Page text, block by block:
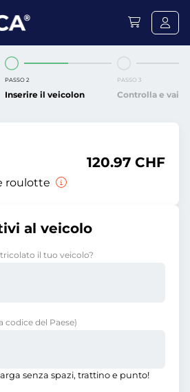
PASSO 2
Inserire il veicolon
PASSO 3
Controlla e vai
roulotte
120.97 CHF
al veicolo
il tuo veicolo?
codice del Paese)
senza spazi, trattino e punto!